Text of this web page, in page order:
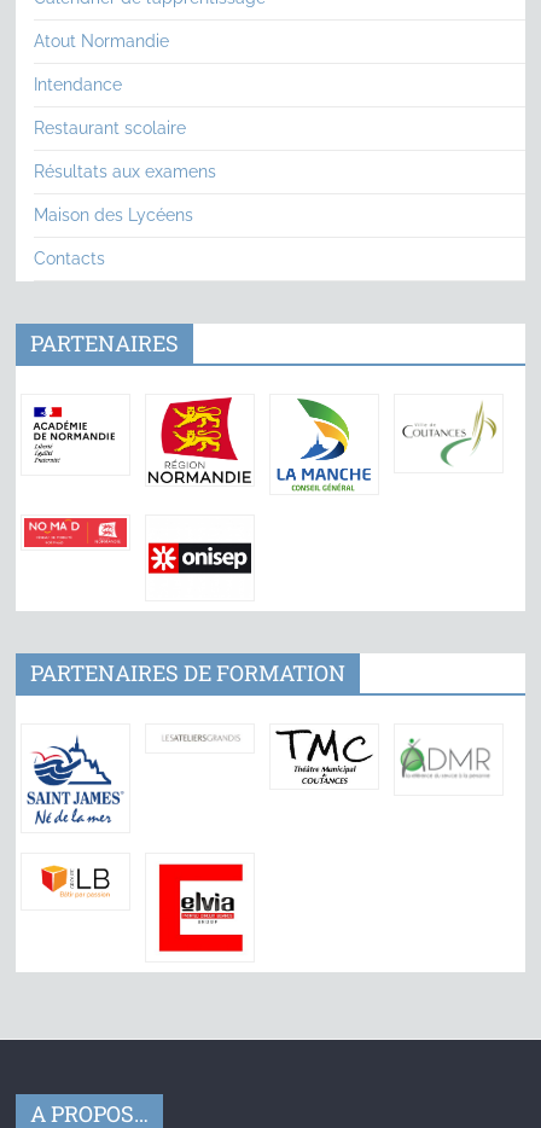
Atout Normandie
Intendance
Restaurant scolaire
Résultats aux examens
Maison des Lycéens
Contacts
PARTENAIRES
PARTENAIRES DE FORMATION
A PROPOS…